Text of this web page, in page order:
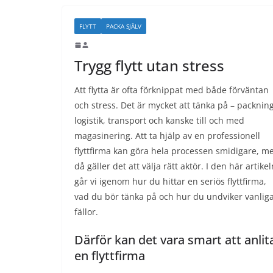
FLYTT PACKA SJÄLV
Trygg flytt utan stress
Att flytta är ofta förknippat med både förväntan
och stress. Det är mycket att tänka på –
logistik, transport och kanske till och med
magasinering. Att ta hjälp av en professionell
flyttfirma kan göra hela processen smidigare,
då gäller det att välja rätt aktör. I den här
går vi igenom hur du hittar en seriös flyttfirma,
vad du bör tänka på och hur du undviker vanliga
fällor.
Därför kan det vara smart att
en flyttfirma